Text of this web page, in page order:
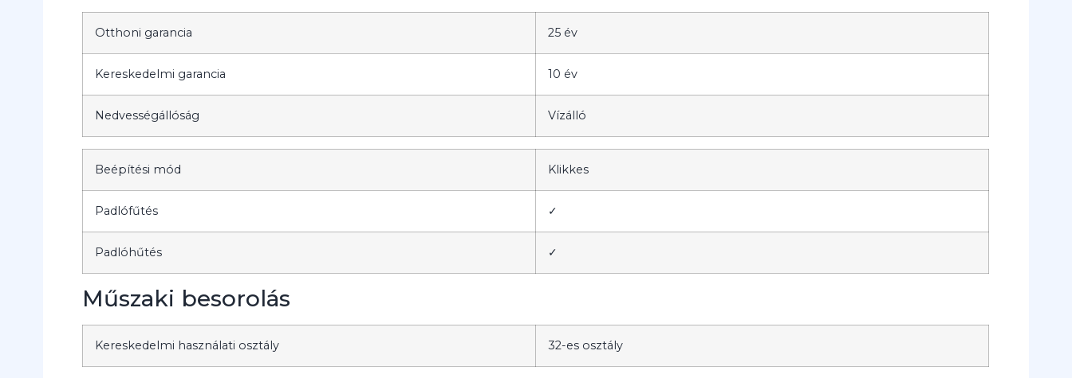
Otthoni garancia 25 év
Kereskedelmi garancia 10 év
Nedvességállóság Vízálló
Beépítési mód Klikkes
Padlófűtés ✓
Padlóhűtés ✓
Műszaki besorolás
Kereskedelmi használati osztály 32-es osztály